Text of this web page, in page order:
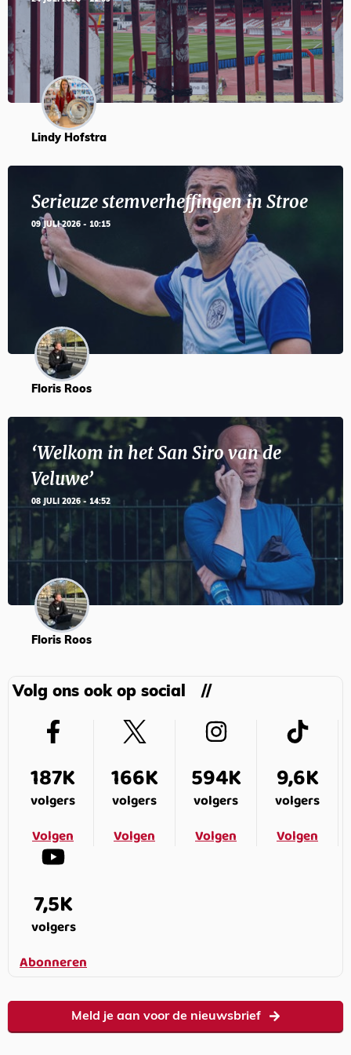
Lindy Hofstra
Serieuze stemverheffingen in Stroe
09 JULI 2026 - 10:15
Floris Roos
‘Welkom in het San Siro van de
Veluwe’
08 JULI 2026 - 14:52
Floris Roos
Volg ons ook op social
187K
volgers
Volgen
166K
volgers
Volgen
594K
volgers
Volgen
9,6K
volgers
Volgen
7,5K
volgers
Abonneren
Meld je aan voor de nieuwsbrief